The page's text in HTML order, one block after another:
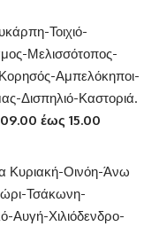
Τοιχιό-
Μελισσότοπος-
Αμπελόκηποι-
Δισπηλιό-Καστοριά.
έως 15.00
Κυριακή-Οινόη-Άνω
Τσάκωνη-
Αυγή-Χιλιόδενδρο-